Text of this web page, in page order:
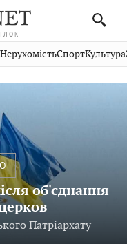
Авто СловкоКультура
Освіта
НерухомістьСпортКультура
об'єднання
Патріархату